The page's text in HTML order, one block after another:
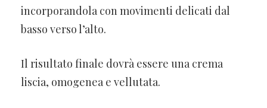
incorporandola con movimenti delicati dal
basso verso l’alto.
Il risultato finale dovrà essere una crema
liscia, omogenea e vellutata.